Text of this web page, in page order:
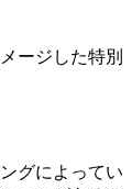
ージした特別
グによってい